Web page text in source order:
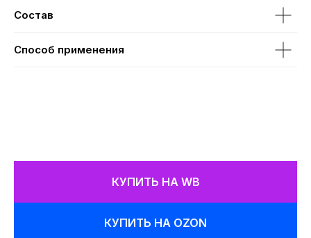
Состав
Способ применения
КУПИТЬ НА WB
КУПИТЬ НА OZON